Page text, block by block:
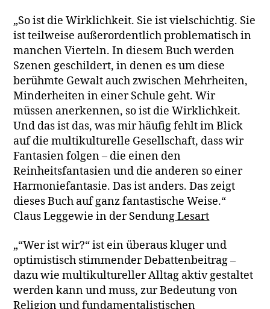
„So ist die Wirklichkeit. Sie ist vielschichtig. Sie
ist teilweise außerordentlich problematisch in
manchen Vierteln. In diesem Buch werden
Szenen geschildert, in denen es um diese
berühmte Gewalt auch zwischen Mehrheiten,
Minderheiten in einer Schule geht. Wir
müssen anerkennen, so ist die Wirklichkeit.
Und das ist das, was mir häufig fehlt im Blick
auf die multikulturelle Gesellschaft, dass wir
Fantasien folgen – die einen den
Reinheitsfantasien und die anderen so einer
Harmoniefantasie. Das ist anders. Das zeigt
dieses Buch auf ganz fantastische Weise.“
Claus Leggewie in der SendungLesart
„“Wer ist wir?“ ist ein überaus kluger und
optimistisch stimmender Debattenbeitrag –
dazu wie multikultureller Alltag aktiv gestaltet
werden kann und muss, zur Bedeutung von
Religion und fundamentalistischen